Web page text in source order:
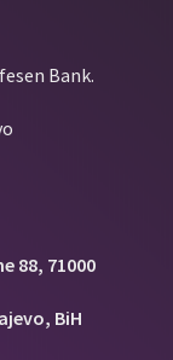
Bank.
88, 71000
BiH